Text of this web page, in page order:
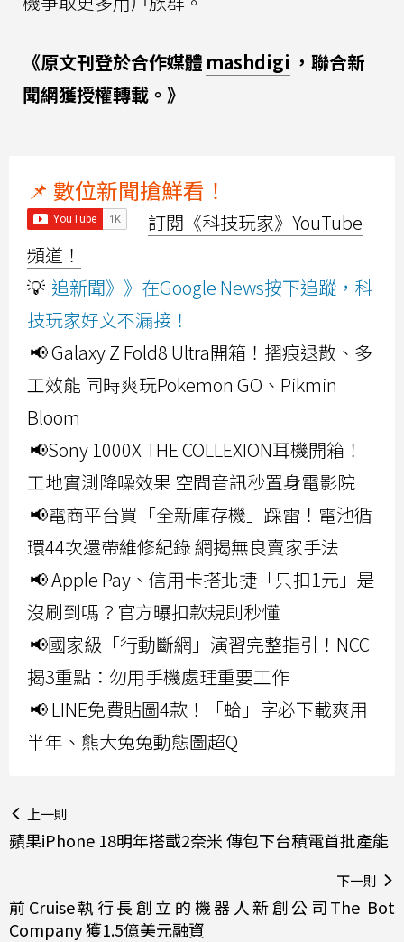
《原文刊登於合作媒體 mashdigi ，聯合新
聞網獲授權轉載。》
📌 數位新聞搶鮮看！
訂閱《科技玩家》YouTube
頻道！
💡 追新聞》》在Google News按下追蹤，科
技玩家好文不漏接！
📢 Galaxy Z Fold8 Ultra開箱！摺痕退散、多
工效能 同時爽玩Pokemon GO、Pikmin
Bloom
📢Sony 1000X THE COLLEXION耳機開箱！
工地實測降噪效果 空間音訊秒置身電影院
📢電商平台買「全新庫存機」踩雷！電池循
環44次還帶維修紀錄 網揭無良賣家手法
📢 Apple Pay、信用卡搭北捷「只扣1元」是
沒刷到嗎？官方曝扣款規則秒懂
📢國家級「行動斷網」演習完整指引！NCC
揭3重點：勿用手機處理重要工作
📢 LINE免費貼圖4款！「蛤」字必下載爽用
半年、熊大兔兔動態圖超Q
上一則
蘋果iPhone 18明年搭載2奈米 傳包下台積電首批產能
下一則
前Cruise執行長創立的機器人新創公司The Bot
Company 獲1.5億美元融資